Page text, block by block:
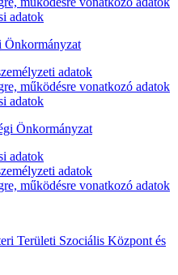
adatok
Önkormányzat
adatok
működésre vonatkozó adatok
adatok
Önkormányzat
adatok
adatok
működésre vonatkozó adatok
Területi Szociális Központ és